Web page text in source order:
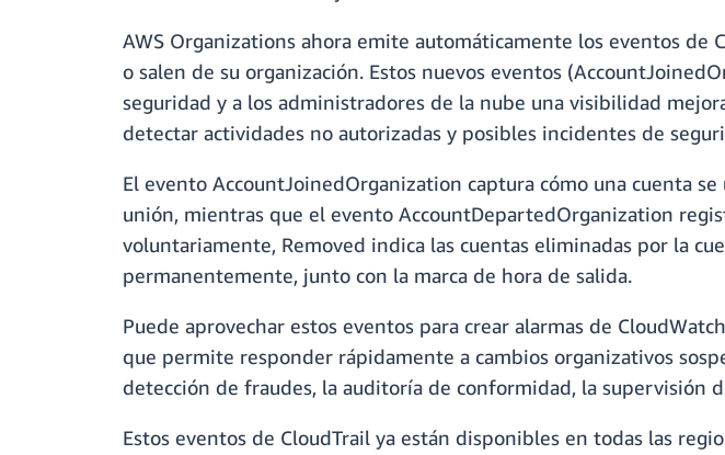
AWS Organizations ahora emite automáticamente los eventos de
o salen de su organización. Estos nuevos eventos
seguridad y a los administradores de la nube una visibilidad
detectar actividades no autorizadas y posibles incidentes de
El evento AccountJoinedOrganization captura cómo una cuenta
unión, mientras que el evento AccountDepartedOrganization
voluntariamente, Removed indica las cuentas eliminadas por la
permanentemente, junto con la marca de hora de salida.
Puede aprovechar estos eventos para crear alarmas de
que permite responder rápidamente a cambios organizativos
detección de fraudes, la auditoría de conformidad, la supervisión
Estos eventos de CloudTrail ya están disponibles en todas las